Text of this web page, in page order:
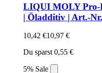
LIQUI MOLY Pro-
| Öladditiv | Art.-
10,42 €10,97 €
Du sparst 0,55 €
5% Sale